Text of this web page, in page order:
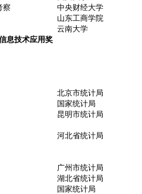
察
中央财经大学
山东工商学院
云南大学
息技术应用奖
北京市统计局
国家统计局
昆明市统计局
河北省统计局
广州市统计局
湖北省统计局
国家统计局